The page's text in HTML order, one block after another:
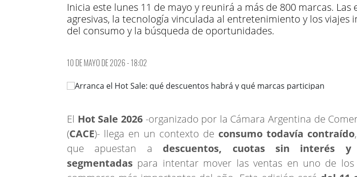
Inicia este lunes 11 de mayo y reunirá a más de 800 marcas.
agresivas, la tecnología vinculada al entretenimiento y los
del consumo y la búsqueda de oportunidades.
10 DE MAYO DE 2026 - 18:02
El Hot Sale 2026 -organizado por la Cámara Argentina de
(CACE)- llega en un contexto de consumo todavía contraído
que apuestan a descuentos, cuotas sin interés y
segmentadas para intentar mover las ventas en uno de